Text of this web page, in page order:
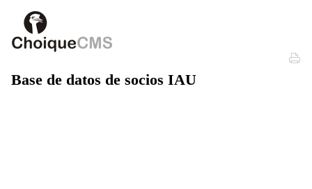
Base de datos de socios IAU